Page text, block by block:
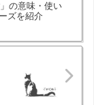
の意味・使い
ズを紹介